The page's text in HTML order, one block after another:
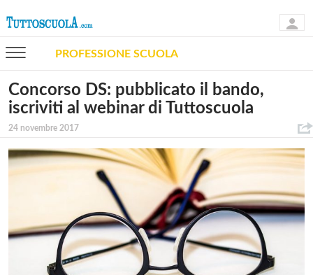
PROFESSIONE SCUOLA
Concorso DS: pubblicato il bando,
iscriviti al webinar di Tuttoscuola
24 novembre 2017